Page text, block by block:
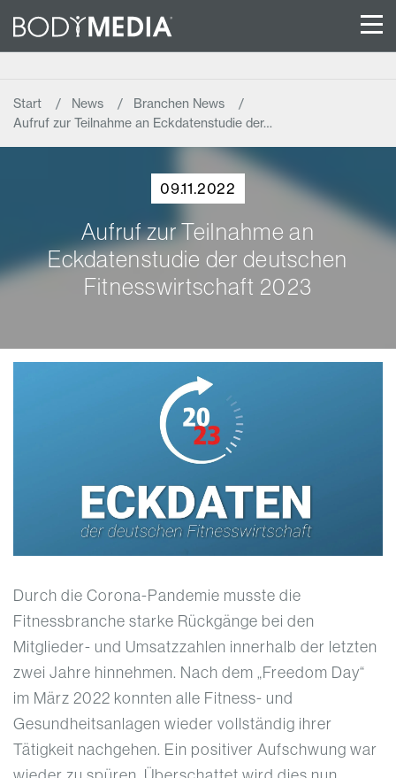
Start News
Branchen News
Aufruf zur Teilnahme an Eckdatenstudie der…
09.11.2022
Aufruf zur Teilnahme an
Eckdatenstudie der deutschen
Fitnesswirtschaft 2023
Durch die Corona-Pandemie musste die
Fitnessbranche starke Rückgänge bei den
Mitglieder- und Umsatzzahlen innerhalb der letzten
zwei Jahre hinnehmen. Nach dem „Freedom Day“
im März 2022 konnten alle Fitness- und
Gesundheitsanlagen wieder vollständig ihrer
Tätigkeit nachgehen. Ein positiver Aufschwung war